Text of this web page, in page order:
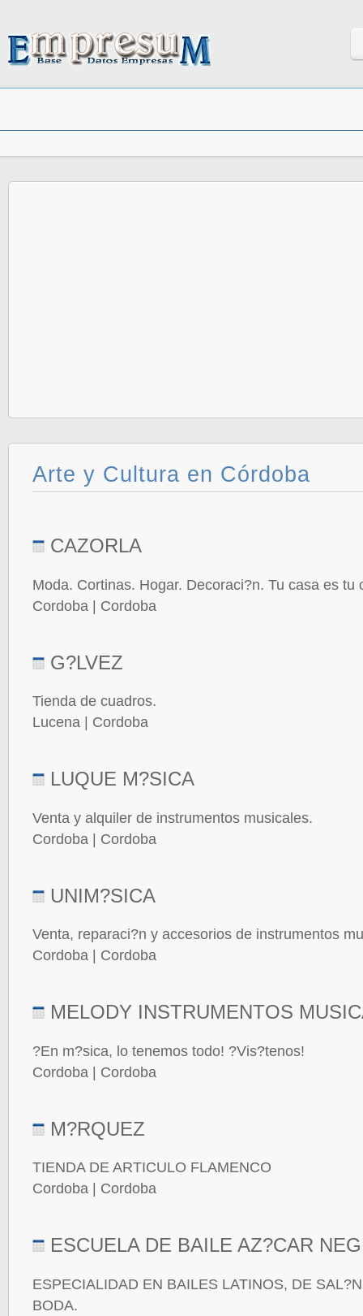
Arte y Cultura en Córdoba
CAZORLA
Moda. Cortinas. Hogar. Decoraci?n. Tu casa es tu
Cordoba | Cordoba
G?LVEZ
Tienda de cuadros.
Lucena | Cordoba
LUQUE M?SICA
Venta y alquiler de instrumentos musicales.
Cordoba | Cordoba
UNIM?SICA
Venta, reparaci?n y accesorios de instrumentos
Cordoba | Cordoba
MELODY INSTRUMENTOS
?En m?sica, lo tenemos todo! ?Vis?tenos!
Cordoba | Cordoba
M?RQUEZ
TIENDA DE ARTICULO FLAMENCO
Cordoba | Cordoba
ESCUELA DE BAILE AZ?CAR
ESPECIALIDAD EN BAILES LATINOS, DE
BODA.